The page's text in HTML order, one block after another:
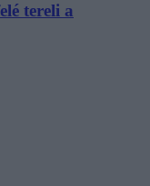
tereli a